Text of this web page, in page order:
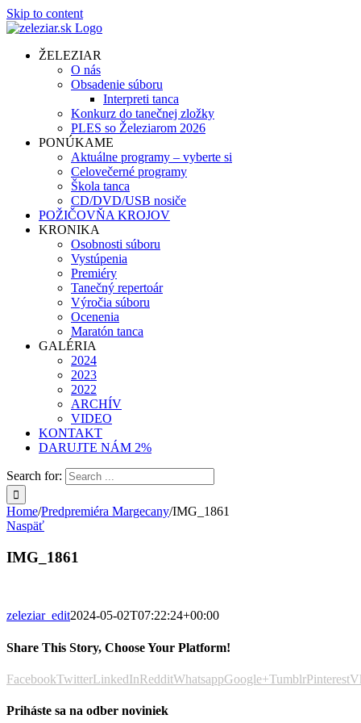
Skip to content
ŽELEZIAR
O nás
Obsadenie súboru
Interpreti tanca
Konkurz do tanečnej zložky
PLES so Železiarom 2026
PONÚKAME
Aktuálne programy – vyberte si
Celovečerné programy
Škola tanca
CD/DVD/USB nosiče
POŽIČOVŇA KROJOV
KRONIKA
Osobnosti súboru
Vystúpenia
Premiéry
Tanečný repertoár
Výročia súboru
Ocenenia
Maratón tanca
GALÉRIA
2024
2023
2022
ARCHÍV
VIDEO
KONTAKT
DARUJTE NÁM 2%
Search for:
Home/Predpremiéra Margecany/IMG_1861
Naspäť
IMG_1861
zeleziar_edit2024-05-02T07:22:24+00:00
Share This Story, Choose Your Platform!
FacebookTwitterLinkedInRedditWhatsappGoogle+TumblrPinterest
Priháste sa na odber noviniek